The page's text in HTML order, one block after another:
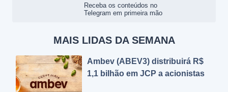
Receba os conteúdos no
Telegram em primeira mão
MAIS LIDAS DA SEMANA
Ambev (ABEV3) distribuirá R$
1,1 bilhão em JCP a acionistas